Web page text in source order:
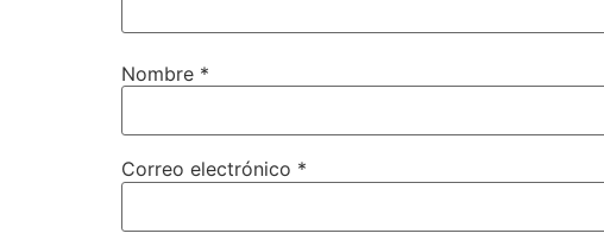
Nombre *
Correo electrónico *